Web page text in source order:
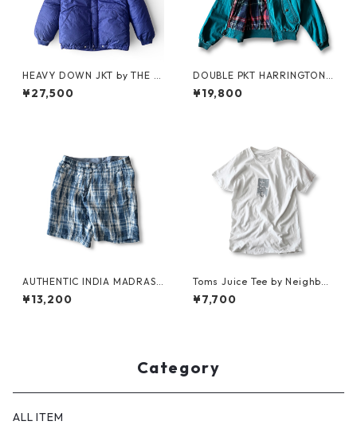
HEAVY DOWN JKT by THE N
ORTH FACE
¥27,500
DOUBLE PKT HARRINGTON J
KT by LANDS'END
¥19,800
AUTHENTIC INDIA MADRAS
SHORTS by Polo Ralph Laure
n
¥13,200
Toms Juice Tee by Neighbor
hood Spot
¥7,700
Category
ALL ITEM